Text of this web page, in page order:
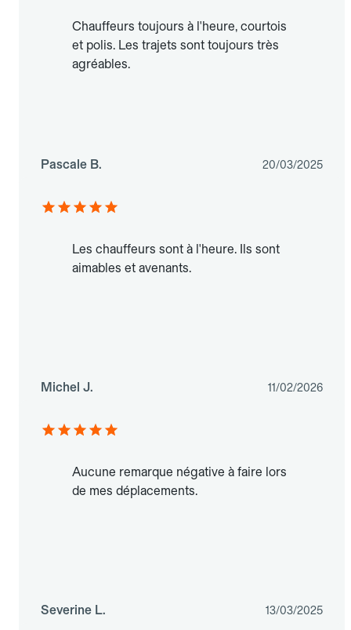
Chauffeurs toujours à l'heure, courtois
et polis. Les trajets sont toujours très
agréables.
Pascale B. 20/03/2025
Les chauffeurs sont à l'heure. Ils sont
aimables et avenants.
Michel J. 11/02/2026
Aucune remarque négative à faire lors
de mes déplacements.
Severine L. 13/03/2025